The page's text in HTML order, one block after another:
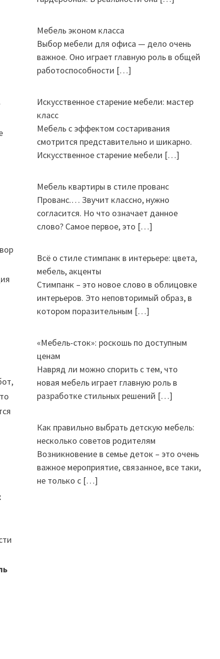
Мебель эконом класса
Выбор мебели для офиса — дело очень
важное. Оно играет главную роль в общей
работоспособности […]
Искусственное старение мебели: мастер
класс
Мебель с эффектом состаривания
смотрится представительно и шикарно.
Искусственное старение мебели […]
Мебель квартиры в стиле прованс
Прованс.… Звучит классно, нужно
согласится. Но что означает данное
слово? Самое первое, это […]
Всё о стиле стимпанк в интерьере: цвета,
мебель, акценты
Стимпанк – это новое слово в облицовке
интерьеров. Это неповторимый образ, в
котором поразительным […]
«Мебель-сток»: роскошь по доступным
ценам
Навряд ли можно спорить с тем, что
новая мебель играет главную роль в
разработке стильных решений […]
Как правильно выбрать детскую мебель:
несколько советов родителям
Возникновение в семье деток – это очень
важное мероприятие, связанное, все таки,
не только с […]